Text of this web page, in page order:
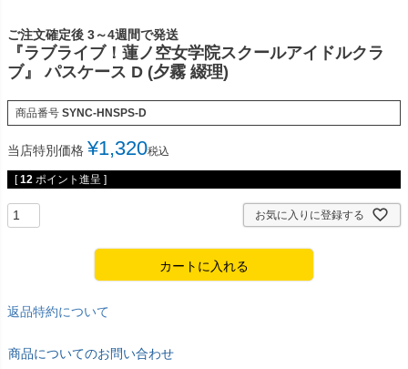
ご注文確定後 3～4週間で発送
『ラブライブ！蓮ノ空女学院スクールアイドルクラ
ブ』 パスケース D (夕霧 綴理)
商品番号 SYNC-HNSPS-D
当店特別価格 ¥1,320税込
[ 12 ポイント進呈 ]
お気に入りに登録する
カートに入れる
返品特約について
商品についてのお問い合わせ